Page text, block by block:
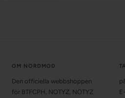
OM NORDMOD
Den officiella webbshoppen
för BTFCPH, NOTYZ, NOTYZ